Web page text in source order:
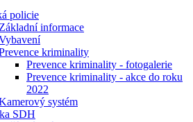
policie
Základní informace
kriminality
Prevence kriminality - fotogalerie
Prevence kriminality - akce do roku
2022
systém
SDH